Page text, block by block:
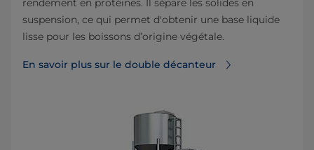
rendement en protéines. Il sépare les solides en
suspension, ce qui permet d'obtenir une base liquide
lisse pour les boissons d’origine végétale.
En savoir plus sur le double décanteur